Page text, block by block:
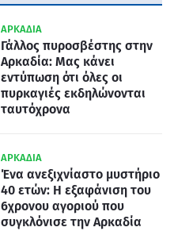
ΑΡΚΑΔΙΑ
Γάλλος πυροσβέστης στην
Αρκαδία: Μας κάνει
εντύπωση ότι όλες οι
πυρκαγιές εκδηλώνονται
ταυτόχρονα
ΑΡΚΑΔΙΑ
Ένα ανεξιχνίαστο μυστήριο
40 ετών: Η εξαφάνιση του
6χρονου αγοριού που
συγκλόνισε την Αρκαδία